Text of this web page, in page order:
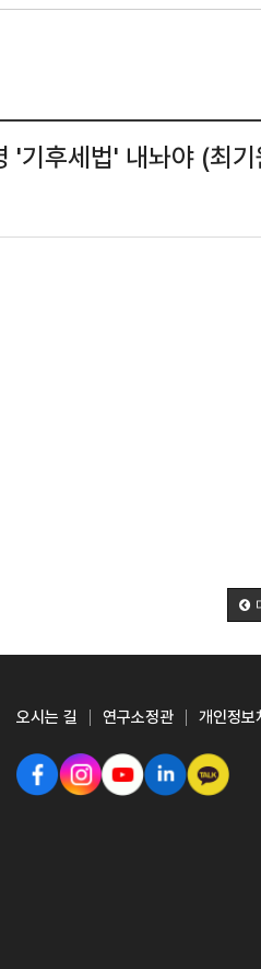
'기후세법' 내놔야 (최
오시는 길 연구소정관 개인정보